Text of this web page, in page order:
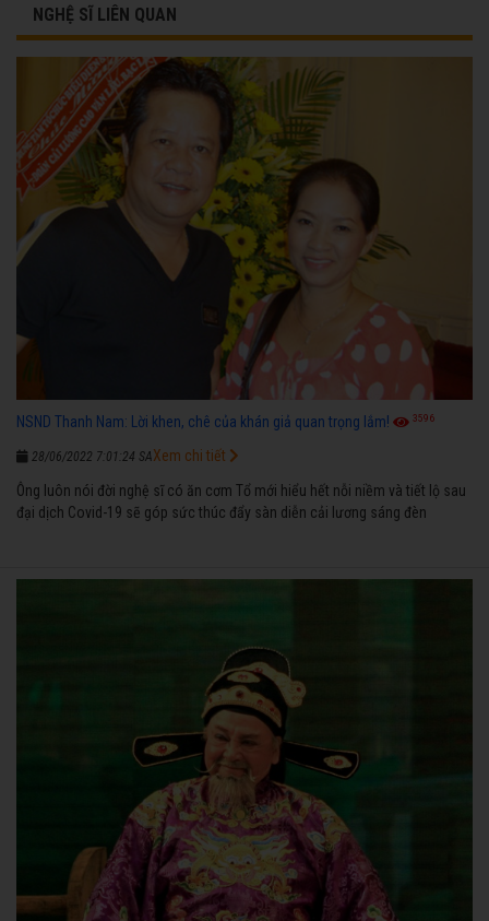
NGHỆ SĨ LIÊN QUAN
NSND Thanh Nam: Lời khen, chê của khán giả quan trọng lắm! 3596
28/06/2022 7:01:24 SA
Ông luôn nói đời nghệ sĩ có ăn cơm Tổ mới hiểu hết nỗi niềm và tiết lộ sau
đại dịch Covid-19 sẽ góp sức thúc đẩy sàn diễn cải lương sáng đèn
Xem chi tiết